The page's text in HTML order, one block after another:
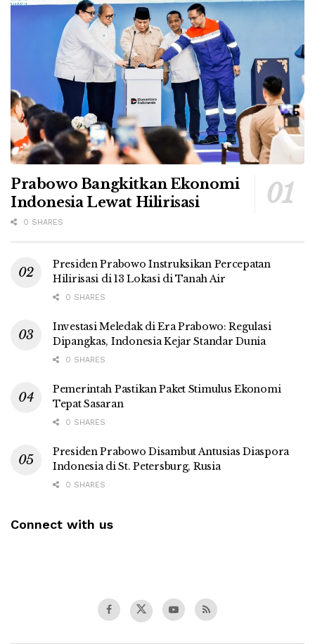
Prabowo Bangkitkan Ekonomi
Indonesia Lewat Hilirisasi
0 SHARES
Presiden Prabowo Instruksikan Percepatan
Hilirisasi di 13 Lokasi di Tanah Air
0 SHARES
Investasi Meledak di Era Prabowo: Regulasi
Dipangkas, Indonesia Kejar Standar Dunia
0 SHARES
Pemerintah Pastikan Paket Stimulus Ekonomi
Tepat Sasaran
0 SHARES
Presiden Prabowo Disambut Antusias Diaspora
Indonesia di St. Petersburg, Rusia
0 SHARES
Connect with us